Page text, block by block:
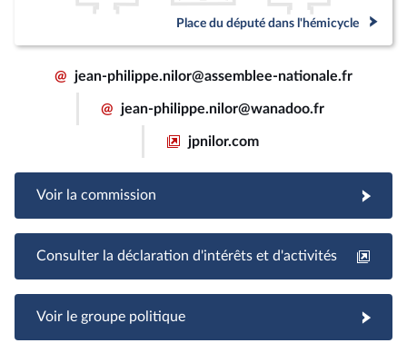
Place du député dans l'hémicycle
@ jean-philippe.nilor@assemblee-nationale.fr
@ jean-philippe.nilor@wanadoo.fr
jpnilor.com
Voir la commission
Consulter la déclaration d'intérêts et d'activités
Voir le groupe politique